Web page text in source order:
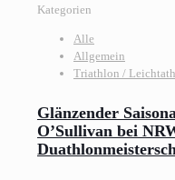
Kategorien
Alle
Allgemein
Triathlon /
Glänzender
O’Sullivan bei